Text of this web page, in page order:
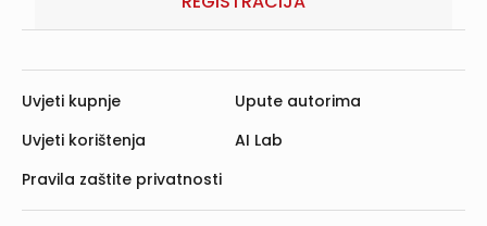
Uvjeti kupnje
Uvjeti korištenja
Pravila zaštite privatnosti
Upute autorima
AI Lab